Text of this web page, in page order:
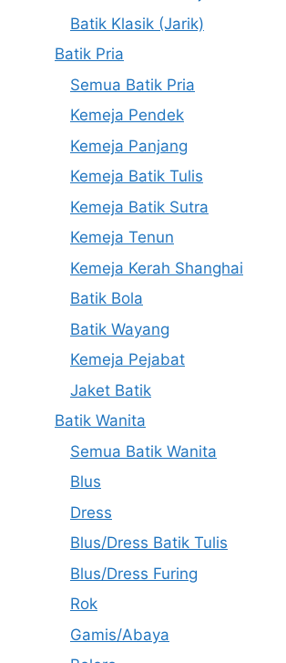
Batik Klasik (Jarik)
Batik Pria
Semua Batik Pria
Kemeja Pendek
Kemeja Panjang
Kemeja Batik Tulis
Kemeja Batik Sutra
Kemeja Tenun
Kemeja Kerah Shanghai
Batik Bola
Batik Wayang
Kemeja Pejabat
Jaket Batik
Batik Wanita
Semua Batik Wanita
Blus
Dress
Blus/Dress Batik Tulis
Blus/Dress Furing
Rok
Gamis/Abaya